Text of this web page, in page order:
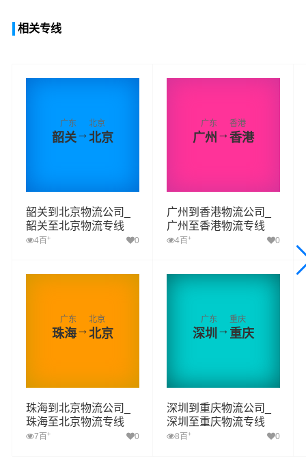
相关专线
广东
韶关→
北京
北京
韶关到北京物流公司_
韶关至北京物流专线
4百 + 0
广东
广州 →
香港
香港
广州到香港物流公司_
广州至香港物流专线
4百 + 0
广东
珠海→
北京
北京
珠海到北京物流公司_
珠海至北京物流专线
7百 + 0
广东
深圳→
重庆
重庆
深圳到重庆物流公司_
深圳至重庆物流专线
8百 + 0